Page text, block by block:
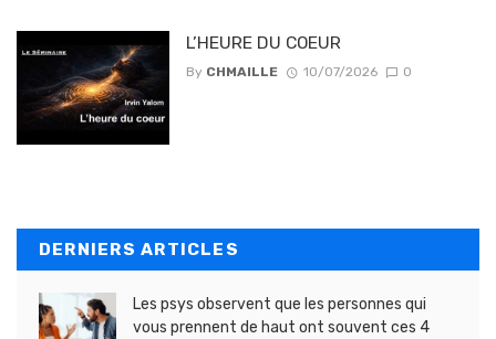
L’HEURE DU COEUR
By CHMAILLE 10/07/2026 0
DERNIERS ARTICLES
Les psys observent que les personnes qui
vous prennent de haut ont souvent ces 4